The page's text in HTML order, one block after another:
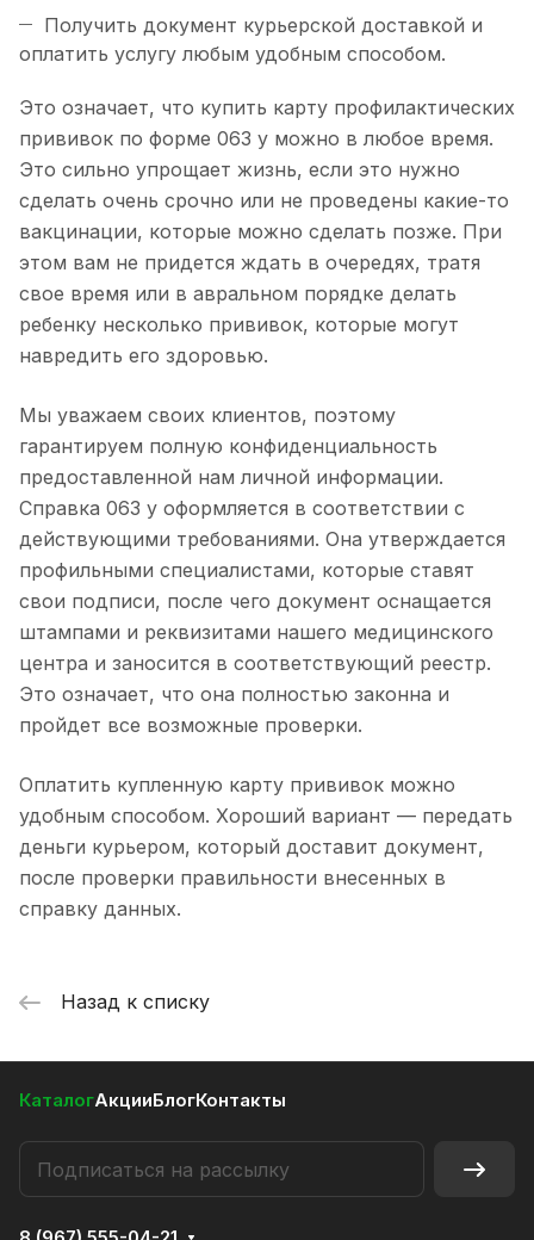
Получить документ курьерской доставкой и
оплатить услугу любым удобным способом.
Это означает, что купить карту профилактических
прививок по форме 063 у можно в любое время.
Это сильно упрощает жизнь, если это нужно
сделать очень срочно или не проведены какие-то
вакцинации, которые можно сделать позже. При
этом вам не придется ждать в очередях, тратя
свое время или в авральном порядке делать
ребенку несколько прививок, которые могут
навредить его здоровью.
Мы уважаем своих клиентов, поэтому
гарантируем полную конфиденциальность
предоставленной нам личной информации.
Справка 063 у оформляется в соответствии с
действующими требованиями. Она утверждается
профильными специалистами, которые ставят
свои подписи, после чего документ оснащается
штампами и реквизитами нашего медицинского
центра и заносится в соответствующий реестр.
Это означает, что она полностью законна и
пройдет все возможные проверки.
Оплатить купленную карту прививок можно
удобным способом. Хороший вариант — передать
деньги курьером, который доставит документ,
после проверки правильности внесенных в
справку данных.
Назад к списку
КаталогАкцииБлогКонтакты